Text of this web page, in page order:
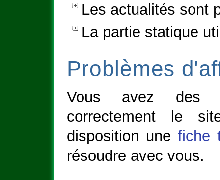
Les actualités sont
La partie statique
Problèmes
Vous avez des
correctement le
disposition unefiche
résoudre avec vous.